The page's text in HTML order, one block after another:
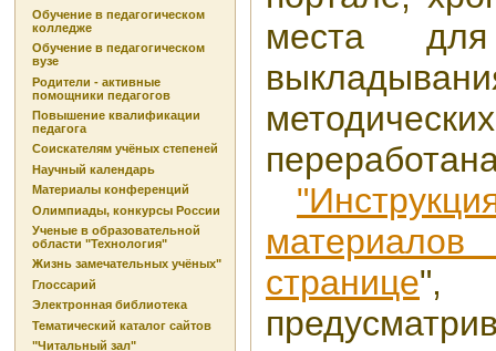
Обучение в педагогическом
колледже
Обучение в педагогическом
вузе
Родители - активные
помощники педагогов
Повышение квалификации
педагога
Соискателям учёных степеней
Научный календарь
Материалы конференций
Олимпиады, конкурсы России
Ученые в образовательной
области "Технология"
Жизнь замечательных учёных"
Глоссарий
Электронная библиотека
Тематический каталог сайтов
"Читальный зал"
места для
странице",